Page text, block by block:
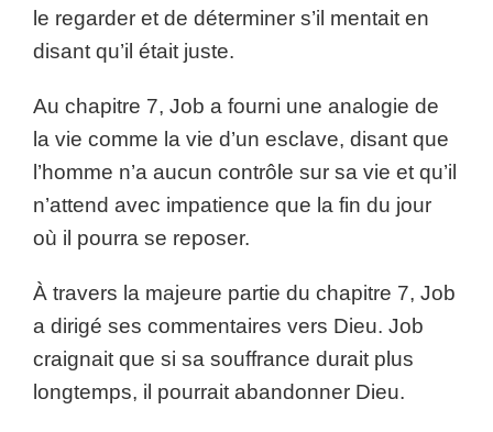
le regarder et de déterminer s’il mentait en
disant qu’il était juste.
Au chapitre 7, Job a fourni une analogie de
la vie comme la vie d’un esclave, disant que
l’homme n’a aucun contrôle sur sa vie et qu’il
n’attend avec impatience que la fin du jour
où il pourra se reposer.
À travers la majeure partie du chapitre 7, Job
a dirigé ses commentaires vers Dieu. Job
craignait que si sa souffrance durait plus
longtemps, il pourrait abandonner Dieu.